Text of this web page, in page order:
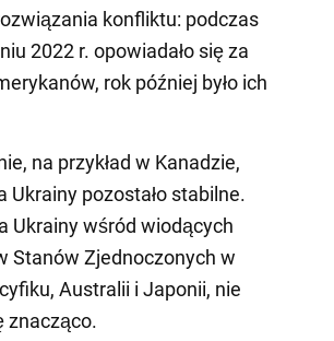
konfliktu: podczas
2022 r. opowiadało się za
rok później było ich
na przykład w Kanadzie,
Ukrainy pozostało stabilne.
Ukrainy wśród wiodących
Stanów Zjednoczonych w
Australii i Japonii, nie
znacząco.